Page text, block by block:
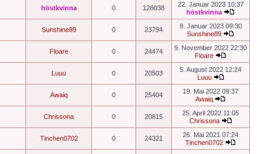
höstkvinna 0 128038
22. Januar 2023 10:37
höstkvinna
Sunshine89 0 23794
8. Januar 2023 09:30
Sunshine89
Floare 0 24474
9. November 2022 22:30
Floare
Luuu 0 20503
5. August 2022 12:24
Luuu
Awaiq 0 25404
19. Mai 2022 09:37
Awaiq
Chrissona 0 20815
25. April 2022 11:05
Chrissona
Tinchen0702 0 24321
26. Mai 2021 07:24
Tinchen0702